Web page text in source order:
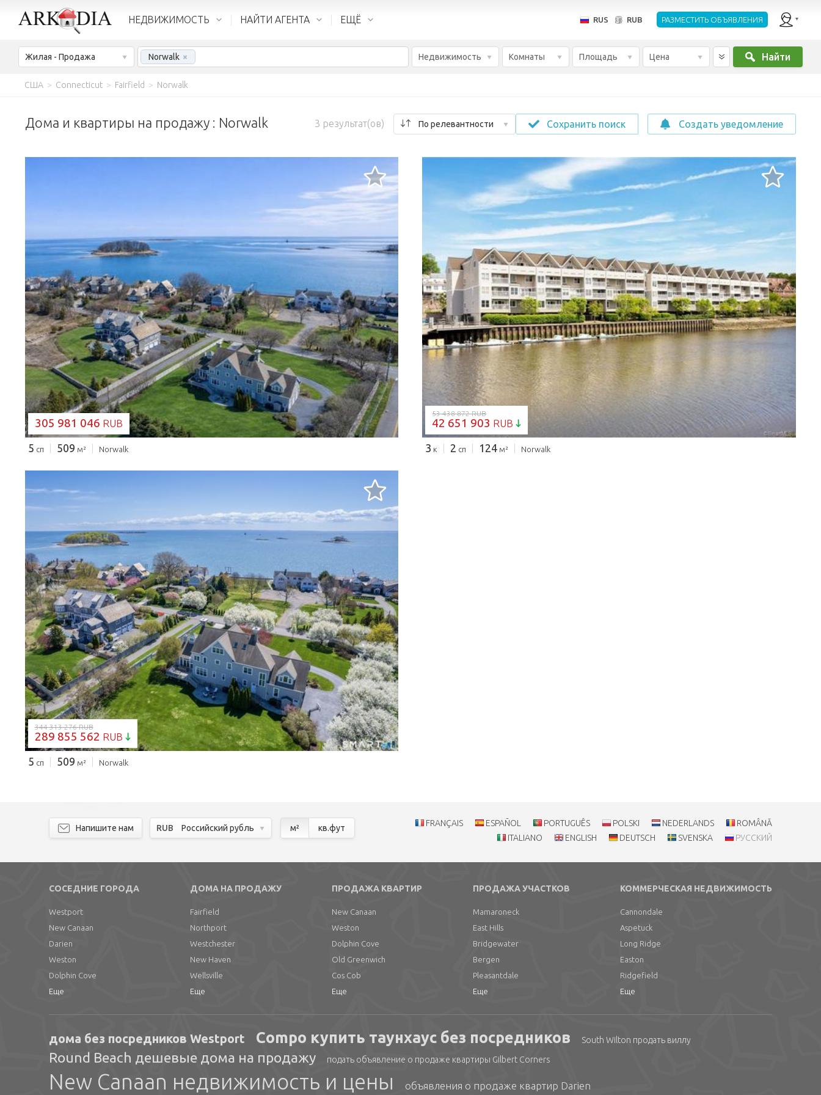
НЕДВИЖИМОСТЬ НАЙТИ АГЕНТА ЕЩЁ RUS RUB РАЗМЕСТИТЬ ОБЪЯВЛЕНИЯ
Жилая - Продажа Norwalk × Недвижимость Комнаты Площадь Цена Найти
США > Connecticut > Fairfield > Norwalk
Дома и квартиры на продажу : Norwalk 3 результат(ов) По релевантности Сохранить поиск Создать уведомление
ЗАГРУЗКА...
305 981 046 RUB
5 сп 509 м² Norwalk
ЗАГРУЗКА...
53 438 872 RUB
42 651 903 RUB
3 к 2 сп 124 м² Norwalk
ЗАГРУЗКА...
344 313 276 RUB
289 855 562 RUB
5 сп 509 м² Norwalk
Напишите нам RUB Российский рубль м² кв.фут FRANÇAIS ESPAÑOL PORTUGUÊS POLSKI NEDERLANDS
ROMÂNĂ
ITALIANO
ENGLISH DEUTSCH SVENSKA РУССКИЙ
СОСЕДНИЕ ГОРОДА
Westport
New Canaan
Darien
Weston
Dolphin Cove
Еще
ДОМА НА ПРОДАЖУ
Fairfield
Northport
Westchester
New Haven
Wellsville
Еще
ПРОДАЖА КВАРТИР
New Canaan
Weston
Dolphin Cove
Old Greenwich
Cos Cob
Еще
ПРОДАЖА УЧАСТКОВ
Mamaroneck
East Hills
Bridgewater
Bergen
Pleasantdale
Еще
КОММЕРЧЕСКАЯ НЕДВИЖИМОСТЬ
Cannondale
Aspetuck
Long Ridge
Easton
Ridgefield
Еще
дома без посредников Westport Compo купить таунхаус без посредников South Wilton продать виллу
Round Beach дешевые дома на продажу подать объявление о продаже квартиры Gilbert Corners
New Canaan недвижимость и цены объявления о продаже квартир Darien